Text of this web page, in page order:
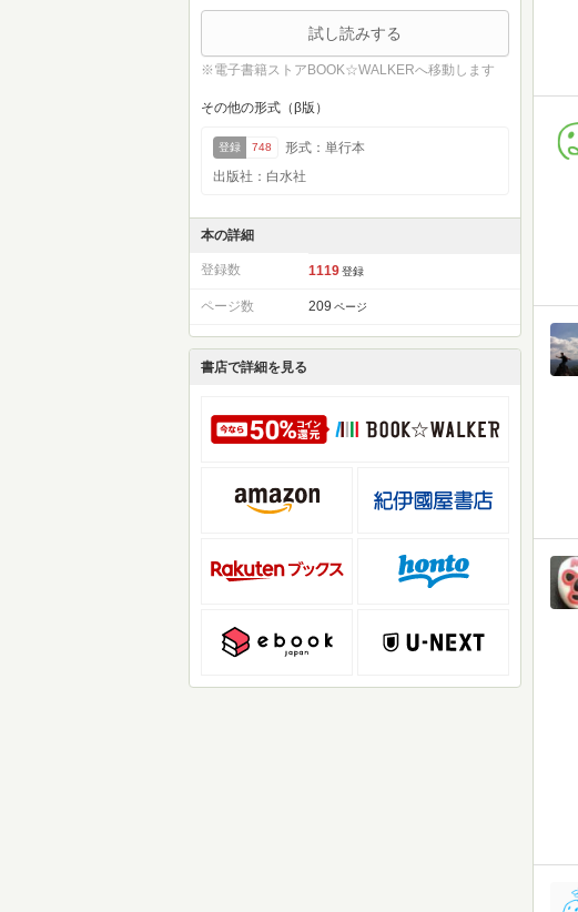
試し読みする
※電子書籍ストアBOOK☆WALKERへ移動します
その他の形式（β版）
登録 748
形式：単行本
出版社：白水社
本の詳細
登録数 1119 登録
ページ数 209 ページ
書店で詳細を見る